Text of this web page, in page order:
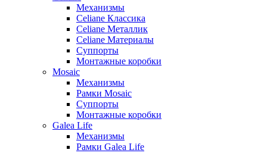
Механизмы
Celiane Классика
Celiane Металлик
Celiane Материалы
Суппорты
Монтажные коробки
Mosaic
Механизмы
Рамки Mosaic
Суппорты
Монтажные коробки
Galea Life
Механизмы
Рамки Galea Life